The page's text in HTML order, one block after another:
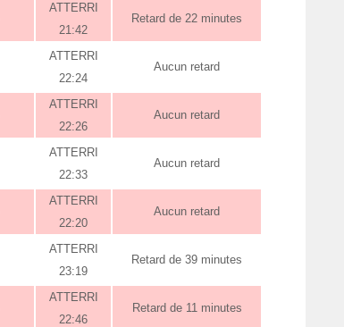
ATTERRI
21:42
Retard de 22 minutes
ATTERRI
22:24
Aucun retard
ATTERRI
22:26
Aucun retard
ATTERRI
22:33
Aucun retard
ATTERRI
22:20
Aucun retard
ATTERRI
23:19
Retard de 39 minutes
ATTERRI
22:46
Retard de 11 minutes